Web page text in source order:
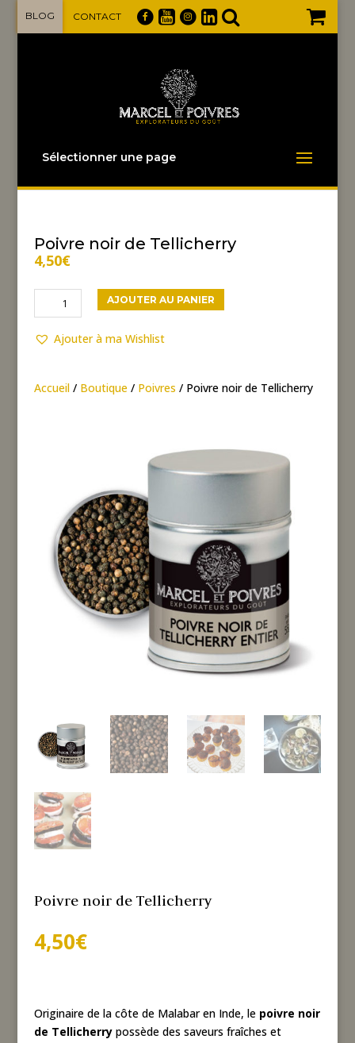
BLOG CONTACT
Sélectionner une page
Poivre noir de Tellicherry
4,50€
quantité
de
Poivre
Tellicherry
AJOUTER AU PANIER
Ajouter à ma Wishlist
Accueil/ Boutique/ Poivres / Poivre noir de Tellicherry
Poivre noir de Tellicherry
4,50€
Originaire de la côte de Malabar en Inde, le poivre noir
de Tellicherrypossède des saveurs fraîches et